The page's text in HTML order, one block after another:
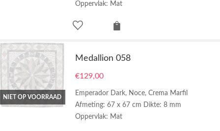
Oppervlak: Mat
NIET OP VOORRAAD
Medallion 058
€129,00
Emperador Dark, Noce, Crema Marfil
Afmeting: 67 x 67 cm Dikte: 8 mm
Oppervlak: Mat